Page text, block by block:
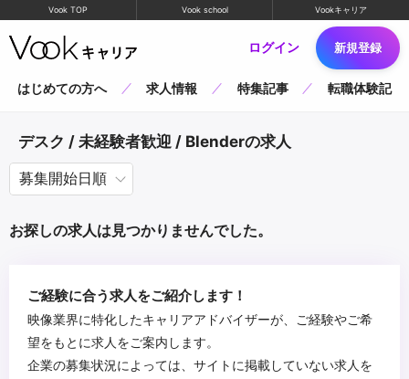
Vook TOP Vook school Vookキャリア
ログイン 新規登録
はじめての方へ 求人情報 特集記事 転職体験記
デスク / 未経験者歓迎 / Blenderの求人
お探しの求人は見つかりませんでした。
ご経験に合う求人をご紹介します！
映像業界に特化したキャリアアドバイザーが、ご経験やご希
望をもとに求人をご案内します。
企業の募集状況によっては、サイトに掲載していない求人を